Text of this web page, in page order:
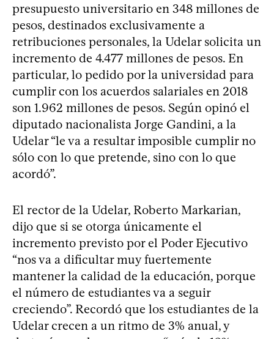
presupuesto universitario en 348 millones de
pesos, destinados exclusivamente a
retribuciones personales, la Udelar solicita un
incremento de 4.477 millones de pesos. En
particular, lo pedido por la universidad para
cumplir con los acuerdos salariales en 2018
son 1.962 millones de pesos. Según opinó el
diputado nacionalista Jorge Gandini, a la
Udelar “le va a resultar imposible cumplir no
sólo con lo que pretende, sino con lo que
acordó”.
El rector de la Udelar, Roberto Markarian,
dijo que si se otorga únicamente el
incremento previsto por el Poder Ejecutivo
“nos va a dificultar muy fuertemente
mantener la calidad de la educación, porque
el número de estudiantes va a seguir
creciendo”. Recordó que los estudiantes de la
Udelar crecen a un ritmo de 3% anual, y